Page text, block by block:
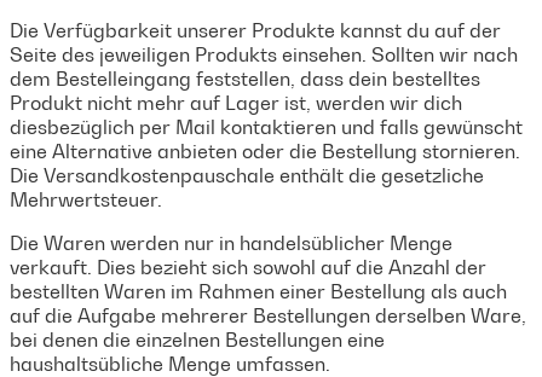
Die Verfügbarkeit unserer Produkte kannst du auf der
Seite des jeweiligen Produkts einsehen. Sollten wir nach
dem Bestelleingang feststellen, dass dein bestelltes
Produkt nicht mehr auf Lager ist, werden wir dich
diesbezüglich per Mail kontaktieren und falls gewünscht
eine Alternative anbieten oder die Bestellung stornieren.
Die Versandkostenpauschale enthält die gesetzliche
Mehrwertsteuer.
Die Waren werden nur in handelsüblicher Menge
verkauft. Dies bezieht sich sowohl auf die Anzahl der
bestellten Waren im Rahmen einer Bestellung als auch
auf die Aufgabe mehrerer Bestellungen derselben Ware,
bei denen die einzelnen Bestellungen eine
haushaltsübliche Menge umfassen.